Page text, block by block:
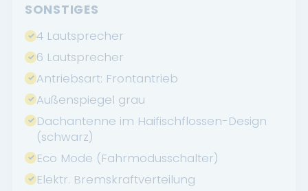
SONSTIGES
4 Lautsprecher
6 Lautsprecher
Antriebsart: Frontantrieb
Außenspiegel grau
Dachantenne im Haifischflossen-Design
(schwarz)
Eco Mode (Fahrmodusschalter)
Elektr. Bremskraftverteilung